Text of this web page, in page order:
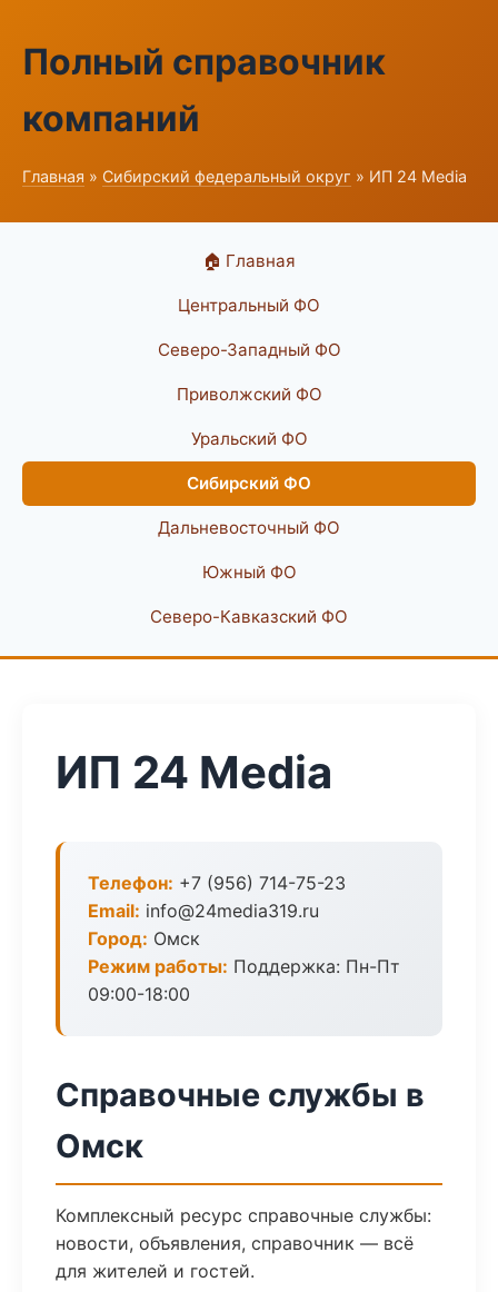
Полный справочник
компаний
Главная » Сибирский федеральный округ » ИП 24 Media
🏠 Главная
Центральный ФО
Северо-Западный ФО
Приволжский ФО
Уральский ФО
Сибирский ФО
Дальневосточный ФО
Южный ФО
Северо-Кавказский ФО
ИП 24 Media
Телефон: +7 (956) 714-75-23
Email: info@24media319.ru
Город: Омск
Режим работы: Поддержка: Пн-Пт
09:00-18:00
Справочные службы в
Омск
Комплексный ресурс справочные службы:
новости, объявления, справочник — всё
для жителей и гостей.